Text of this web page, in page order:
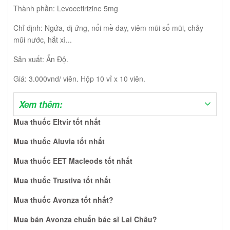
nhất Lạng SƠn? Xét nghiệm khẳng định HIV chắc chắn 100%
như thế nào? Bác sĩ điều trị HIV tốt nhất TPHCM, Hà Nội? Thuốc
Eltvir giá bao nhiêu, có tốt không?
Thành phần: Levocetirizine 5mg
Chỉ định: Ngứa, dị ứng, nổi mề đay, viêm mũi sổ mũi, chảy
mũi nước, hắt xì...
Sản xuất: Ấn Độ.
Giá: 3.000vnd/ viên. Hộp 10 vỉ x 10 viên.
Xem thêm:
Mua thuốc Eltvir tốt nhất
Mua thuốc Aluvia tốt nhất
Mua thuốc EET Macleods tốt nhất
Mua thuốc Trustiva tốt nhất
Mua thuốc Avonza tốt nhất?
Mua bán Avonza chuẩn bác sĩ Lai Châu?